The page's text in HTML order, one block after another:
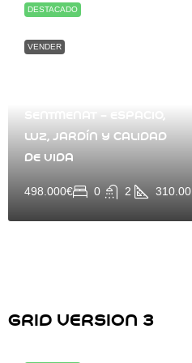
VENDER
LUZ, JARDÍN Y CALIDAD
DE VIDA
498.000€ 0 2 310.00
DESTACADO
GRID VERSION 3